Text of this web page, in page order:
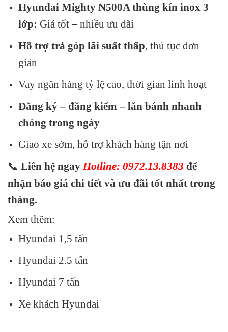
Hyundai Mighty N500A thùng kín inox 3
lớp: Giá tốt – nhiều ưu đãi
Hỗ trợ trả góp lãi suất thấp , thủ tục đơn
giản
Vay ngân hàng tỷ lệ cao, thời gian linh hoạt
Đăng ký – đăng kiểm – lăn bánh nhanh
chóng trong ngày
Giao xe sớm, hỗ trợ khách hàng tận nơi
📞 Liên hệ ngay Hotline: 0972.13.8383 để
nhận báo giá chi tiết và ưu đãi tốt nhất trong
tháng.
Xem thêm:
Hyundai 1,5 tấn
Hyundai 2.5 tấn
Hyundai 7 tấn
Xe khách Hyundai